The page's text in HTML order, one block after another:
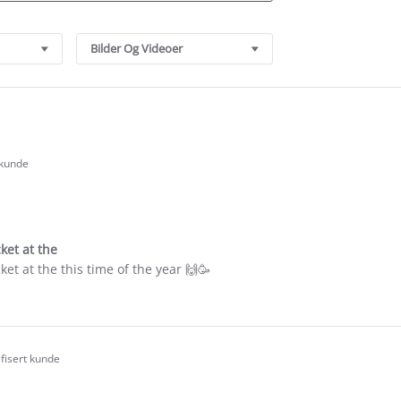
Bilder Og Videoer
at the
at the this time of the year 🙌🥳
kunde